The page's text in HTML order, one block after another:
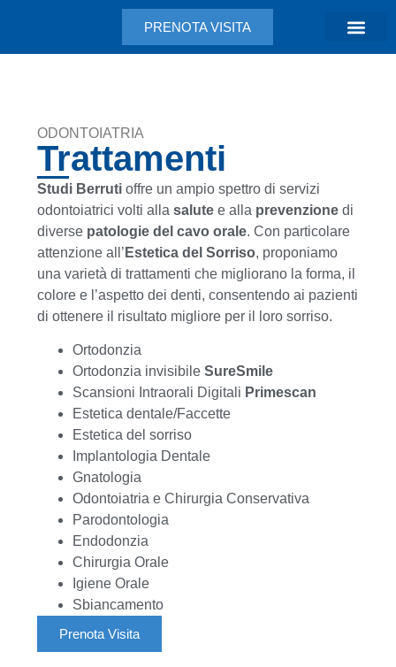
PRENOTA VISITA
ODONTOIATRIA
Trattamenti
Studi Berruti offre un ampio spettro di servizi
odontoiatrici volti alla salute e alla prevenzione di
diverse patologie del cavo orale. Con particolare
attenzione all’ Estetica del Sorriso, proponiamo
una varietà di trattamenti che migliorano la forma, il
colore e l’aspetto dei denti, consentendo ai pazienti
di ottenere il risultato migliore per il loro sorriso.
Ortodonzia
Ortodonzia invisibile SureSmile
Scansioni Intraorali Digitali Primescan
Estetica dentale/Faccette
Estetica del sorriso
Implantologia Dentale
Gnatologia
Odontoiatria e Chirurgia Conservativa
Parodontologia
Endodonzia
Chirurgia Orale
Igiene Orale
Sbiancamento
Prenota Visita